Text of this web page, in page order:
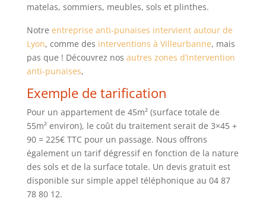
matelas, sommiers, meubles, sols et plinthes.
Notre entreprise anti-punaises intervient autour de
Lyon, comme des interventions à Villeurbanne, mais
pas que ! Découvrez nos autres zones d’intervention
anti-punaises,
Exemple de tarification
Pour un appartement de 45m² (surface totale de
55m² environ), le coût du traitement serait de 3×45 +
90 = 225€ TTC pour un passage. Nous offrons
également un tarif dégressif en fonction de la nature
des sols et de la surface totale. Un devis gratuit est
disponible sur simple appel téléphonique au 04 87
78 80 12.